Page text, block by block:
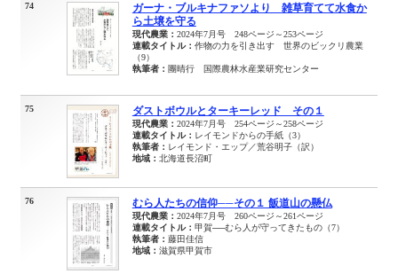
74
ガーナ・ブルキナファソより 雑草育てて水食か
ら土壌を守る
現代農業： 2024年7月号 248ページ～253ページ
連載タイトル： 作物の力を引き出す 世界のビックリ農業
（9）
執筆者： 團晴行 国際農林水産業研究センター
75 ダストボウルとターキーレッド その１
現代農業： 2024年7月号 254ページ～258ページ
連載タイトル： レイモンドからの手紙（3）
執筆者： レイモンド・エップ／荒谷明子（訳）
地域： 北海道長沼町
76 むら人たちの信仰──その１ 飯道山の懸仏
現代農業： 2024年7月号 260ページ～261ページ
連載タイトル： 甲賀──むら人が守ってきたもの（7）
執筆者： 藤田佳信
地域： 滋賀県甲賀市